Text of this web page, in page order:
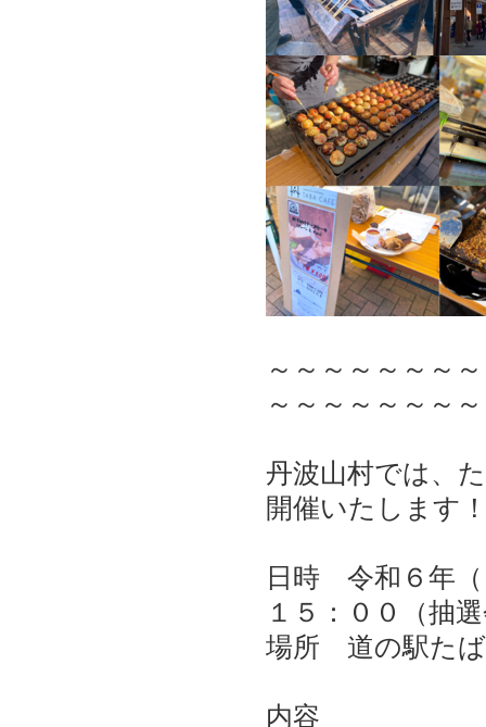
～～～～～～～
～～～～～～～
丹波山村では、
開催いたします
日時 令和６年（
１５：００（抽
場所 道の駅た
内容